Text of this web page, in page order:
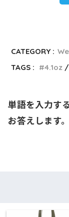
CATEGORY :
TAGS :
4.1oz
単語を入力す
お答えします。